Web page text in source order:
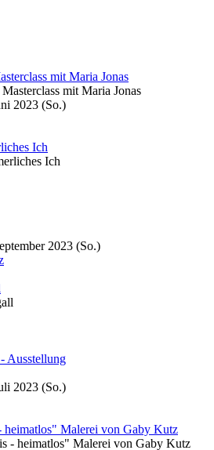
mit Maria Jonas
2023 (So.)
Ich
2023 (So.)
Ausstellung
2023 (So.)
Malerei von Gaby Kutz